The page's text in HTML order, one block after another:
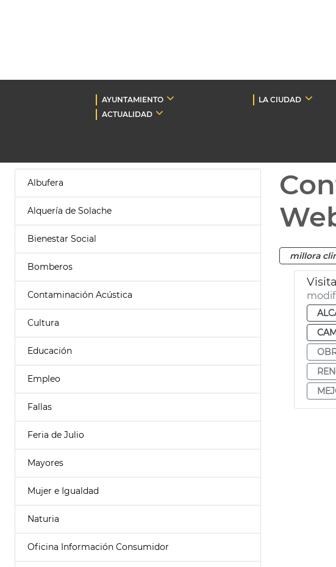
AYUNTAMIENTO LA CIUDAD
ACTUALIDAD
Albufera
Alquería de Solache
Bienestar Social
Bomberos
Contaminación Acústica
Cultura
Educación
Empleo
Fallas
Feria de Julio
Mayores
Mujer e Igualdad
Naturia
Oficina Información Consumidor
millora